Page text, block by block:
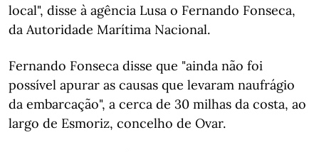
local", disse à agência Lusa o Fernando Fonseca,
da Autoridade Marítima Nacional.
Fernando Fonseca disse que "ainda não foi
possível apurar as causas que levaram naufrágio
da embarcação", a cerca de 30 milhas da costa, ao
largo de Esmoriz, concelho de Ovar.